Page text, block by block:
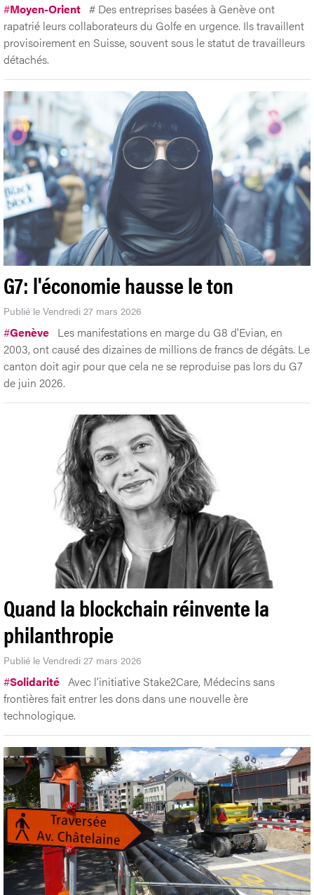
#Moyen-Orient # Des entreprises basées à Genève ont
rapatrié leurs collaborateurs du Golfe en urgence. Ils travaillent
provisoirement en Suisse, souvent sous le statut de travailleurs
détachés.
G7: l'économie hausse le ton
Publié le Vendredi 27 mars 2026
#Genève Les manifestations en marge du G8 d'Evian, en
2003, ont causé des dizaines de millions de francs de dégâts. Le
canton doit agir pour que cela ne se reproduise pas lors du G7
de juin 2026.
Quand la blockchain réinvente la
philanthropie
Publié le Vendredi 27 mars 2026
#Solidarité Avec l’initiative Stake2Care, Médecins sans
frontières fait entrer les dons dans une nouvelle ère
technologique.